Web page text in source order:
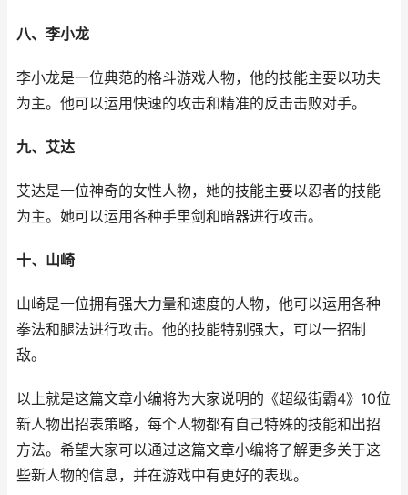
八、李小龙
李小龙是一位典范的格斗游戏人物，他的技能主要以功夫
为主。他可以运用快速的攻击和精准的反击击败对手。
九、艾达
艾达是一位神奇的女性人物，她的技能主要以忍者的技能
为主。她可以运用各种手里剑和暗器进行攻击。
十、山崎
山崎是一位拥有强大力量和速度的人物，他可以运用各种
拳法和腿法进行攻击。他的技能特别强大，可以一招制
敌。
以上就是这篇文章小编将为大家说明的《超级街霸4》10位
新人物出招表策略，每个人物都有自己特殊的技能和出招
方法。希望大家可以通过这篇文章小编将了解更多关于这
些新人物的信息，并在游戏中有更好的表现。